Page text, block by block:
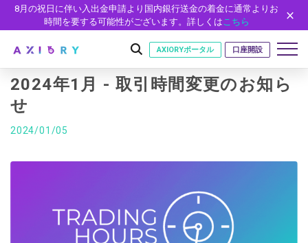
8月の祝日に伴い入出金申請より国内銀行送金の着金に通常よりお
時間を要する可能性がございます。詳しくはこちら
はじめに
ゼロカットとロスカット
口座の種類
口座開設
プラットフォーム
プラットフォーム
AXIORYポータル 口座開設
2024年1月 - 取引時間変更のお知ら
せ
2024/01/05